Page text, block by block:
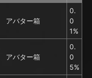
アバター箱
0.
0
1%
アバター箱
0.
0
5%